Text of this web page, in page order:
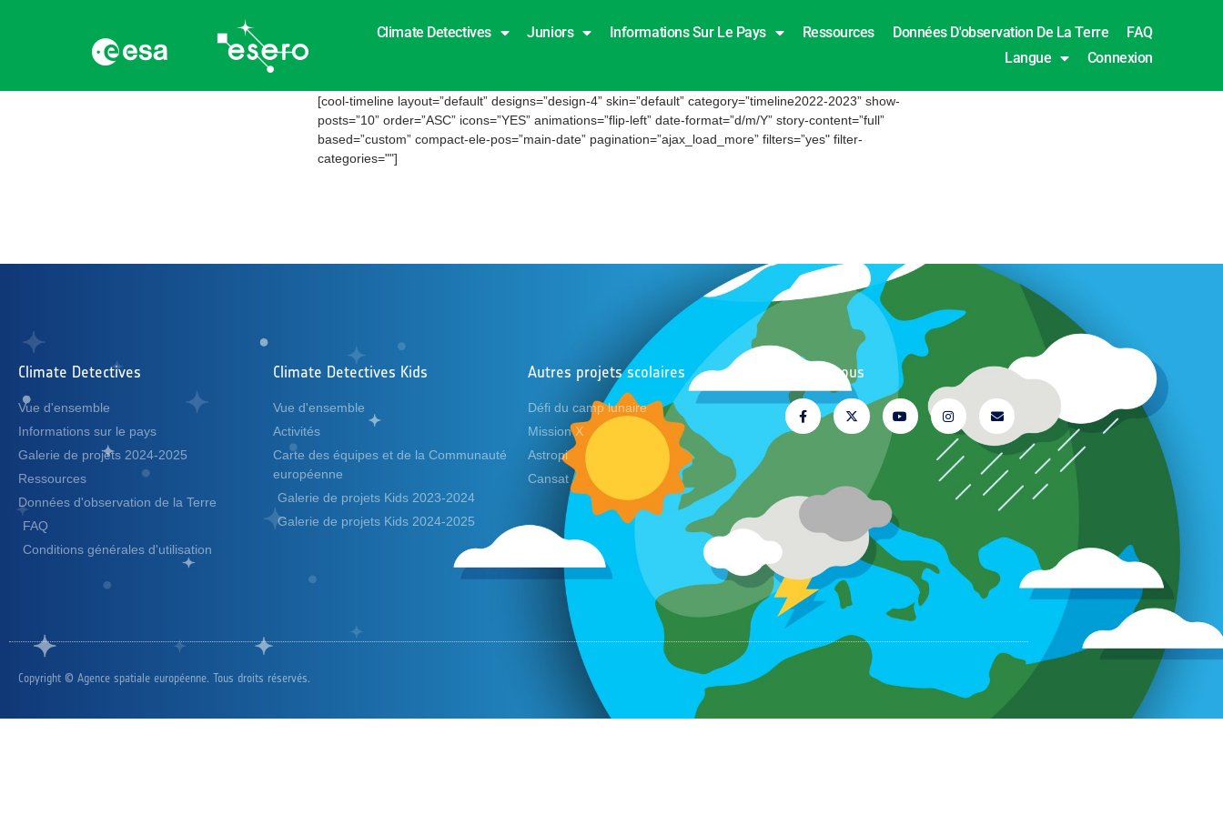
Climate Detectives Juniors Informations Sur Le Pays Ressources Données D'observation De La Terre
FAQ
Langue
Connexion
[cool-timeline layout=”default” designs=”design-4” skin=”default” category=”timeline2022-2023” show-
posts=”10” order=”ASC” icons=”YES” animations=”flip-left” date-format=”d/m/Y” story-content=”full”
based=”custom” compact-ele-pos=”main-date” pagination=”ajax_load_more” filters=”yes" filter-
categories=""]
Climate Detectives
Vue d'ensemble
Informations sur le pays
Galerie de projets 2024-2025
Ressources
Données d'observation de la Terre
FAQ
Conditions générales d'utilisation
Climate Detectives Kids
Vue d'ensemble
Activités
Carte des équipes et de la Communauté
européenne
Galerie de projets Kids 2023-2024
Galerie de projets Kids 2024-2025
Autres projets scolaires
Défi du camp lunaire
Mission X
Astropi
Cansat
Suivez-nous
Copyright © Agence spatiale européenne. Tous droits réservés.